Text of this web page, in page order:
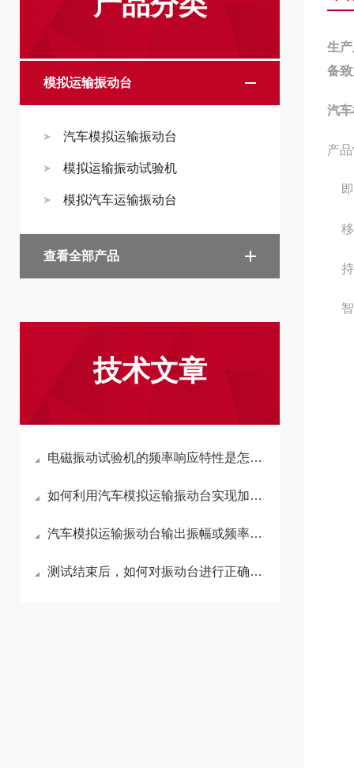
模拟运输振动台
汽车模拟运输振动台
模拟运输振动试验机
模拟汽车运输振动台
查看全部产品
技术文章
电磁振动试验机的频率响应特性是怎样的？
如何利用汽车模拟运输振动台实现加速寿命测试，其理论依据是什么？
汽车模拟运输振动台输出振幅或频率不稳定、波动大，通常是什么问题？
测试结束后，如何对振动台进行正确的关机与维护操作？
生
备
汽
产